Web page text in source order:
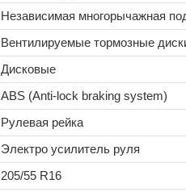
Независимая многорычажная
Вентилируемые тормозные
Дисковые
ABS (Anti-lock braking system)
Рулевая рейка
Электро усилитель руля
205/55 R16